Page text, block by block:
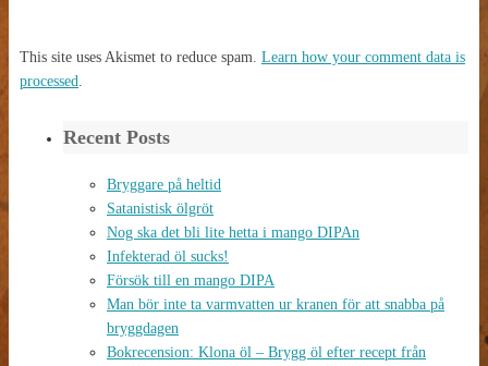
This site uses Akismet to reduce spam. Learn how your comment data is
processed
Recent Posts
Bryggare på heltid
Satanistisk ölgröt
Nog ska det bli lite hetta i mango DIPAn
Infekterad öl sucks!
Försök till en mango DIPA
Man bör inte ta varmvatten ur kranen för att snabba på
bryggdagen
Bokrecension: Klona öl – Brygg öl efter recept från